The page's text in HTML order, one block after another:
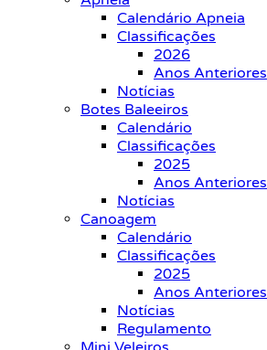
Calendário Apneia
Classificações
2026
Anos Anteriores
Notícias
Botes Baleeiros
Calendário
Classificações
2025
Anos Anteriores
Notícias
Canoagem
Calendário
Classificações
2025
Anos Anteriores
Notícias
Regulamento